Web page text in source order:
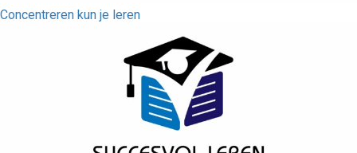
Concentreren kun je leren